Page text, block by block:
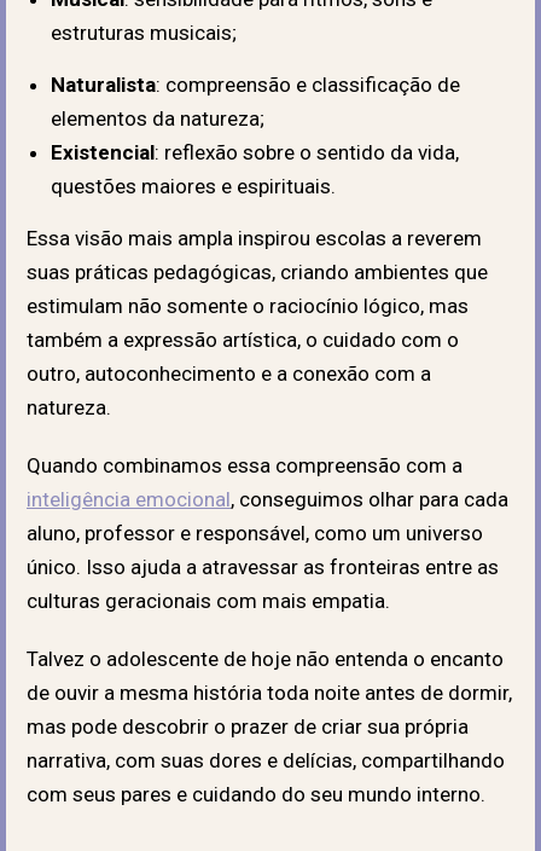
estruturas musicais;
Naturalista: compreensão e classificação de
elementos da natureza;
Existencial: reflexão sobre o sentido da vida,
questões maiores e espirituais.
Essa visão mais ampla inspirou escolas a reverem
suas práticas pedagógicas, criando ambientes que
estimulam não somente o raciocínio lógico, mas
também a expressão artística, o cuidado com o
outro, autoconhecimento e a conexão com a
natureza.
Quando combinamos essa compreensão com a
inteligência emocional, conseguimos olhar para cada
aluno, professor e responsável, como um universo
único. Isso ajuda a atravessar as fronteiras entre as
culturas geracionais com mais empatia.
Talvez o adolescente de hoje não entenda o encanto
de ouvir a mesma história toda noite antes de dormir,
mas pode descobrir o prazer de criar sua própria
narrativa, com suas dores e delícias, compartilhando
com seus pares e cuidando do seu mundo interno.